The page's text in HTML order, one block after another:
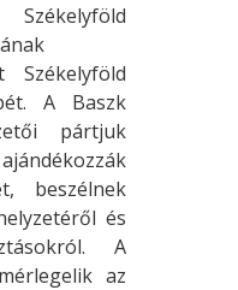
Székelyföld
A Baszk
pártjuk
beszélnek
és
A
az